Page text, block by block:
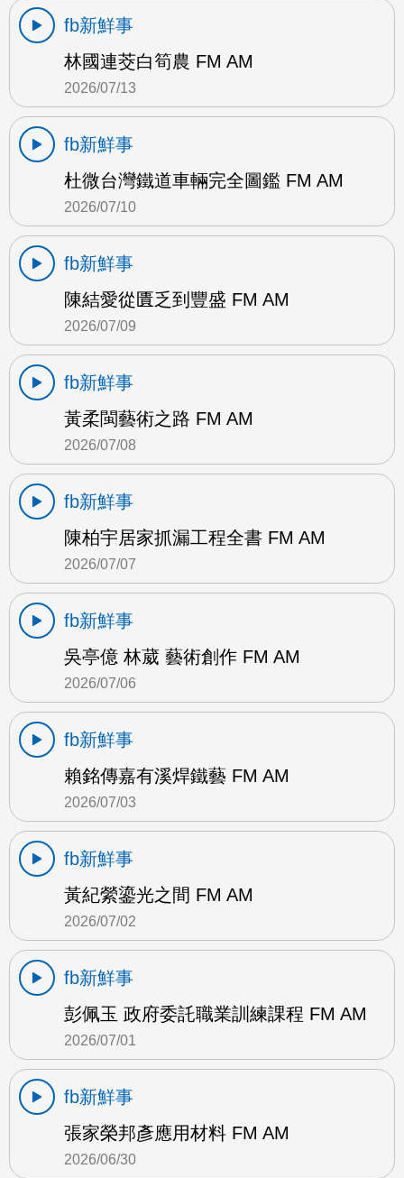
fb新鮮事
林國連茭白筍農 FM AM
2026/07/13
fb新鮮事
杜微台灣鐵道車輛完全圖鑑 FM AM
2026/07/10
fb新鮮事
陳結愛從匱乏到豐盛 FM AM
2026/07/09
fb新鮮事
黃柔閩藝術之路 FM AM
2026/07/08
fb新鮮事
陳柏宇居家抓漏工程全書 FM AM
2026/07/07
fb新鮮事
吳亭億 林葳 藝術創作 FM AM
2026/07/06
fb新鮮事
賴銘傳嘉有溪焊鐵藝 FM AM
2026/07/03
fb新鮮事
黃紀縈鎏光之間 FM AM
2026/07/02
fb新鮮事
彭佩玉 政府委託職業訓練課程 FM AM
2026/07/01
fb新鮮事
張家榮邦彥應用材料 FM AM
2026/06/30